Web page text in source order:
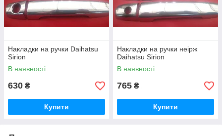
Накладки на ручки Daihatsu
Sirion
В наявності
630 ₴
Купити
Накладки на ручки неірж
Daihatsu Sirion
В наявності
765 ₴
Купити